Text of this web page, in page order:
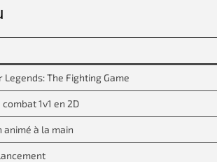
Legends: The Fighting Game
combat 1v1 en 2D
animé à la main